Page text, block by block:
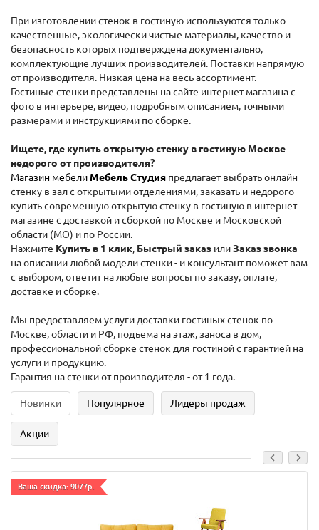
При изготовлении стенок в гостиную используются только
качественные, экологически чистые материалы, качество и
безопасность которых подтверждена документально,
комплектующие лучших производителей. Поставки напрямую
от производителя. Низкая цена на весь ассортимент.
Гостиные стенки представлены на сайте интернет магазина с
фото в интерьере, видео, подробным описанием, точными
размерами и инструкциями по сборке.
Ищете, где купить открытую стенку в гостиную Москве
недорого от производителя?
Магазин мебели Мебель Студия предлагает выбрать онлайн
стенку в зал с открытыми отделениями, заказать и недорого
купить современную открытую стенку в гостиную в интернет
магазине с доставкой и сборкой по Москве и Московской
области (МО) и по России.
Нажмите Купить в 1 клик, Быстрый заказ илиЗаказ звонка
на описании любой модели стенки - и консультант поможет вам
с выбором, ответит на любые вопросы по заказу, оплате,
доставке и сборке.
Мы предоставляем услуги доставки гостиных стенок по
Москве, области и РФ, подъема на этаж, заноса в дом,
профессиональной сборке стенок для гостиной с гарантией на
услуги и продукцию.
Гарантия на стенки от производителя - от 1 года.
Новинки Популярное Лидеры продаж
Акции
Ваша скидка: 9077р.